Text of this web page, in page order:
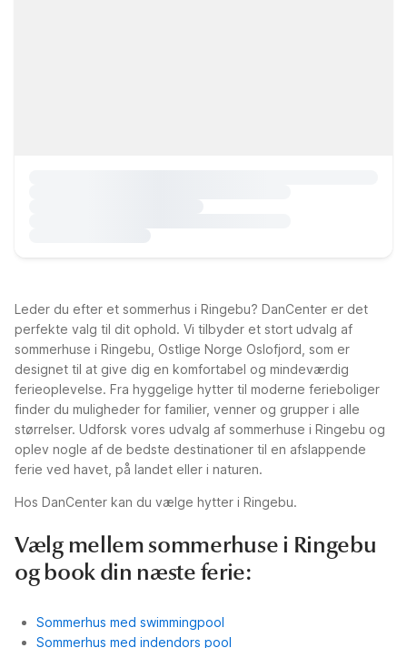
Leder du efter et sommerhus i Ringebu? DanCenter er det
perfekte valg til dit ophold. Vi tilbyder et stort udvalg af
sommerhuse i Ringebu, Ostlige Norge Oslofjord, som er
designet til at give dig en komfortabel og mindeværdig
ferieoplevelse. Fra hyggelige hytter til moderne ferieboliger
finder du muligheder for familier, venner og grupper i alle
størrelser. Udforsk vores udvalg af sommerhuse i Ringebu og
oplev nogle af de bedste destinationer til en afslappende
ferie ved havet, på landet eller i naturen.
Hos DanCenter kan du vælge hytter i Ringebu.
Vælg mellem sommerhuse i Ringebu
og book din næste ferie:
Sommerhus med swimmingpool
Sommerhus med indendors pool